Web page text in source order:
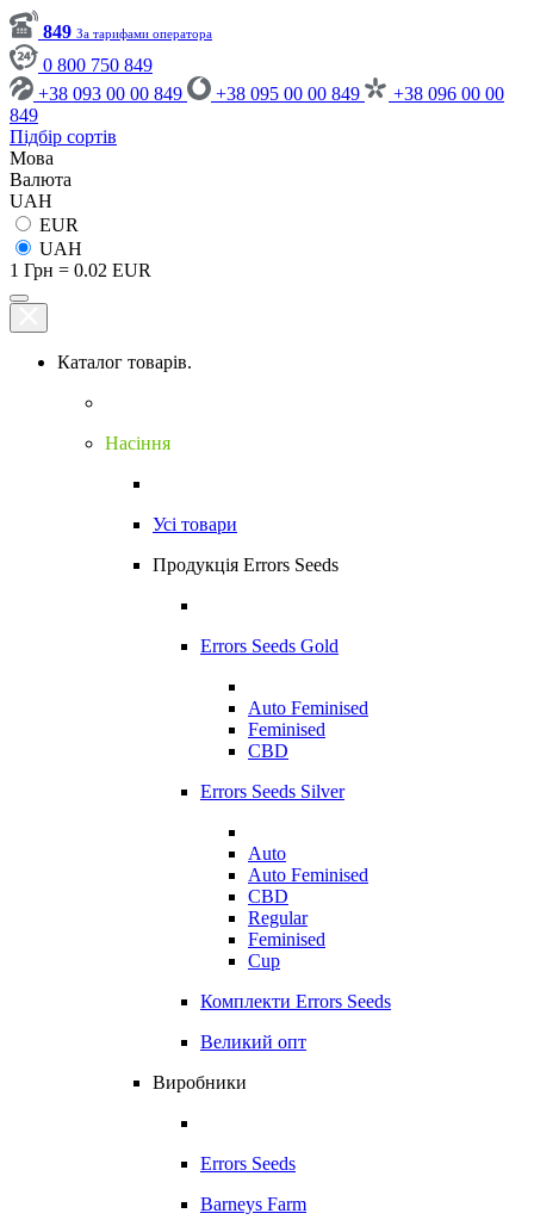
849 За тарифами оператора
0 800 750 849
+38 093 00 00 849
+38 095 00 00 849
+38 096 00 00
849
Підбір сортів
Мова
Валюта
UAH
EUR
UAH
1 Грн = 0.02 EUR
Каталог товарів.
Насіння
Усі товари
Продукція Errors Seeds
Errors Seeds Gold
Auto Feminised
Feminised
CBD
Errors Seeds Silver
Auto
Auto Feminised
CBD
Regular
Feminised
Cup
Комплекти Errors Seeds
Великий опт
Виробники
Errors Seeds
Barneys Farm